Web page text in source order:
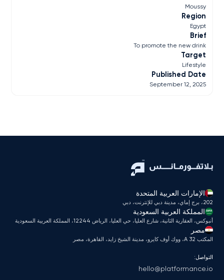
Moussy
Region
Egypt
Brief
To promote the new drink
Target
Lifestyle
Published Date
September 12, 2025
الإمارات العربية المتحدة
202، برج إماي، مدينة دبي للإنترنت، دبي
المملكة العربية السعودية
أنبوكس، العقارية الثانية، شارع العليا، حي العليا، الرياض 12244، المملكة العربية السعودية
مصر
المكتب A 32، ووك أوف كايرو، مدينة الشيخ زايد، القاهرة، مصر
التواصل:
hello@platformance.io